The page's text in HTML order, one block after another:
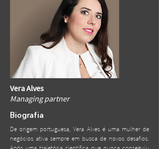
Vera Alves
Managing partner
Biografia
De origem portuguesa, Vera Alves é uma mulher de
negócios ativa sempre em busca de novos desafios.